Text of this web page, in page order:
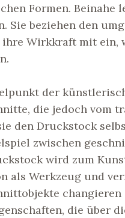
Formen. Beinahe
Sie beziehen den
Wirkkraft mit ein,
der
die jedoch vom
den Druckstock
zwischen
wird zum
als Werkzeug und
die über